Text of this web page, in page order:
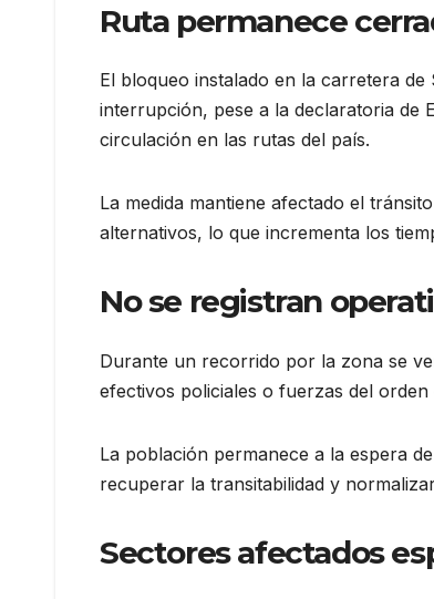
Ruta permanece
El bloqueo instalado en la carretera
interrupción, pese a la declaratoria de
circulación en las rutas del país.
La medida mantiene afectado el
alternativos, lo que incrementa los
No se registran
Durante un recorrido por la zona se
efectivos policiales o fuerzas del
La población permanece a la espera
recuperar la transitabilidad y
Sectores afectados